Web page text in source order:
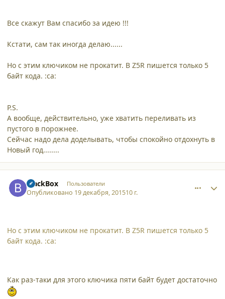
Все скажут Вам спасибо за идею !!!
Кстати, сам так иногда делаю......
Но с этим ключиком не прокатит. В Z5R пишется только 5
байт кода. :ca:
P.S.
А вообще, действительно, уже хватить переливать из
пустого в порожнее.
Сейчас надо дела доделывать, чтобы спокойно отдохнуть в
Новый год........
BlackBox Пользователи
Опубликовано 19 декабря, 201510 г.
Но с этим ключиком не прокатит. В Z5R пишется только 5
байт кода. :ca:
Как раз-таки для этого ключика пяти байт будет достаточно